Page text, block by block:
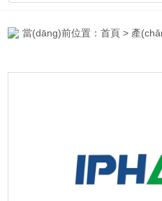
當(dāng)前位置：首頁 > 產